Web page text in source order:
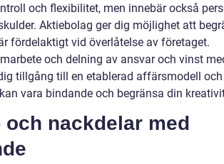
och flexibilitet, men innebär också
Aktiebolag ger dig möjlighet att
fördelaktigt vid överlåtelse av företaget.
och delning av ansvar och vinst
tillgång till en etablerad affärsmodell
vara bindande och begränsa din
nackdelar med